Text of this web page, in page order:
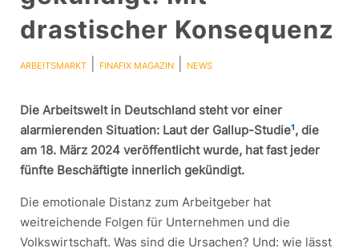
drastischer Konsequenz
ARBEITSMARKT| FINAFIX MAGAZIN| NEWS
Die Arbeitswelt in Deutschland steht vor einer
alarmierenden Situation: Laut der Gallup-Studie¹, die
am 18. März 2024 veröffentlicht wurde, hat fast jeder
fünfte Beschäftigte innerlich gekündigt.
Die emotionale Distanz zum Arbeitgeber hat
weitreichende Folgen für Unternehmen und die
Volkswirtschaft. Was sind die Ursachen? Und: wie lässt